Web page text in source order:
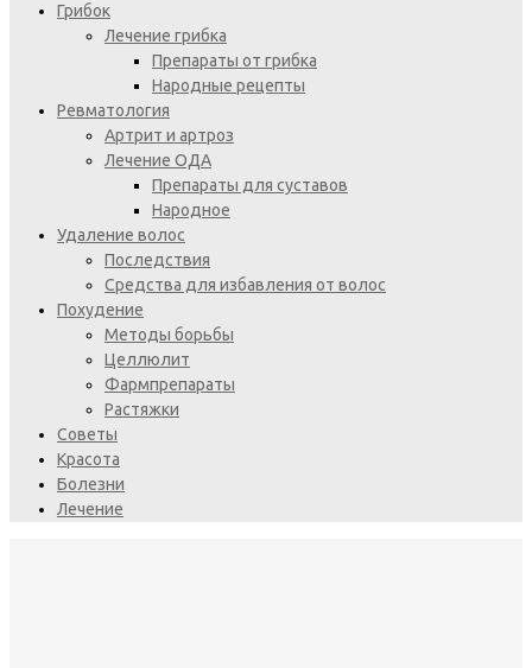
Грибок
Лечение грибка
Препараты от грибка
Народные рецепты
Ревматология
Артрит и артроз
Лечение ОДА
Препараты для суставов
Народное
Удаление волос
Последствия
Средства для избавления от волос
Похудение
Методы борьбы
Целлюлит
Фармпрепараты
Растяжки
Советы
Красота
Болезни
Лечение